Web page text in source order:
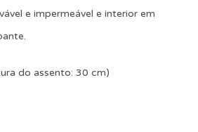
e impermeável e interior em
do assento: 30 cm)